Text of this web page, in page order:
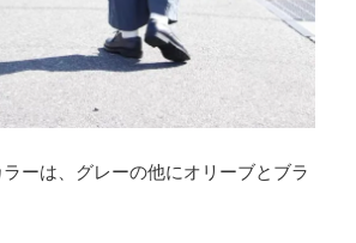
ーは、グレーの他にオリーブとブラ